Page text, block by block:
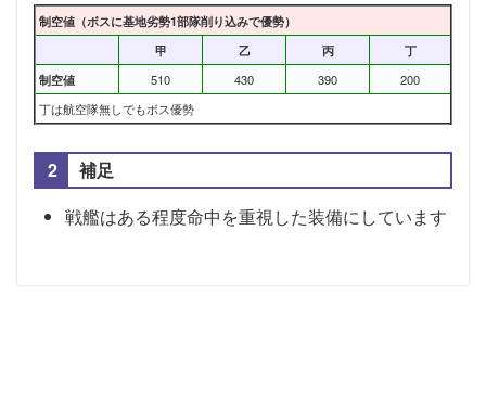
制空値（ボスに基地劣勢1部隊削り込みで優勢）
甲
乙 丙
丁
制空値
510 430 390
200
丁は航空隊無しでもボス優勢
補足
戦艦はある程度命中を重視した装備にしています